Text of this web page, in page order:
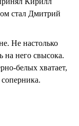
стал Дмитрий
Не настолько
на него свысока.
белых хватает,